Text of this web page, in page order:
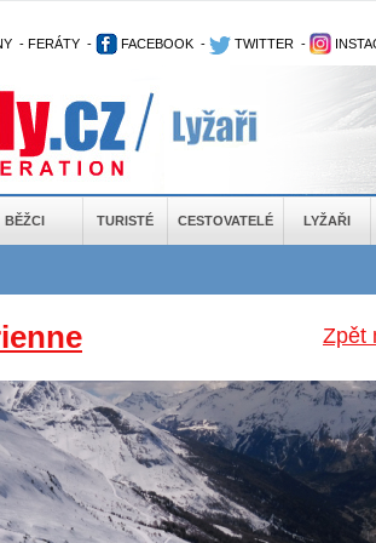
- FERÁTY - FACEBOOK - TWITTER -
BĚŽCI TURISTÉ CESTOVATELÉ LYŽAŘI
Zpět